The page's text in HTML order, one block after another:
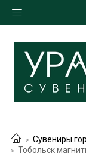
Сувениры
Тобольск